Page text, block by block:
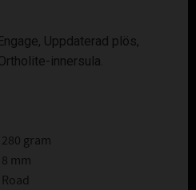
Uppdaterad plös,
innersula.
280 gram
8 mm
Road